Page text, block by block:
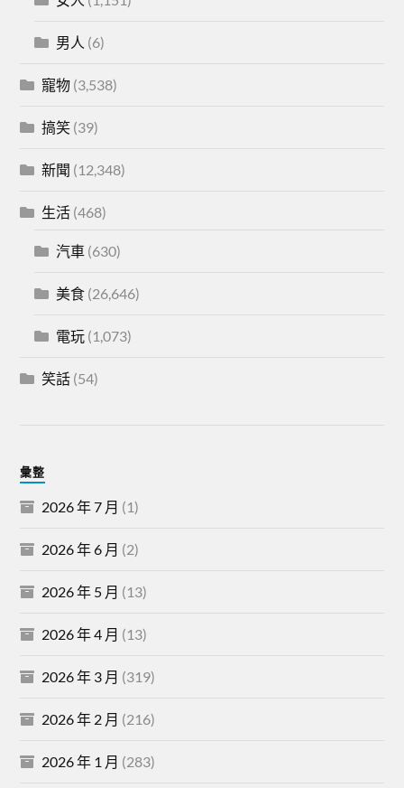
男人 (6)
寵物 (3,538)
搞笑 (39)
新聞 (12,348)
生活 (468)
汽車 (630)
美食 (26,646)
電玩 (1,073)
笑話 (54)
彙整
2026 年 7 月 (1)
2026 年 6 月 (2)
2026 年 5 月 (13)
2026 年 4 月 (13)
2026 年 3 月 (319)
2026 年 2 月 (216)
2026 年 1 月 (283)